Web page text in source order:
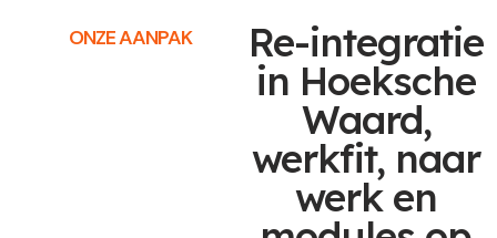
ONZE AANPAK Re-integratie
in Hoeksche
Waard,
werkfit, naar
werk en